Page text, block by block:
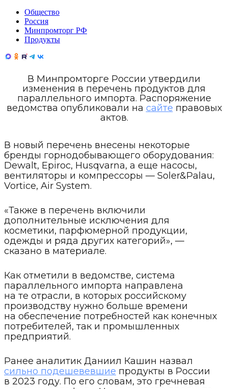
Общество
Россия
Минпромторг РФ
Продукты
В Минпромторге России утвердили
изменения в перечень продуктов для
параллельного импорта. Распоряжение
ведомства опубликовали на сайте правовых
актов.
В новый перечень внесены некоторые
бренды горнодобывающего оборудования:
Dewalt, Epiroc, Husqvarna, а еще насосы,
вентиляторы и компрессоры — Soler&Palau,
Vortice, Air System.
«Также в перечень включили
дополнительные исключения для
косметики, парфюмерной продукции,
одежды и ряда других категорий», —
сказано в материале.
Как отметили в ведомстве, система
параллельного импорта направлена
на те отрасли, в которых российскому
производству нужно больше времени
на обеспечение потребностей как конечных
потребителей, так и промышленных
предприятий.
Ранее аналитик Даниил Кашин назвал
сильно подешевевшие продукты в России
в 2023 году. По его словам, это гречневая